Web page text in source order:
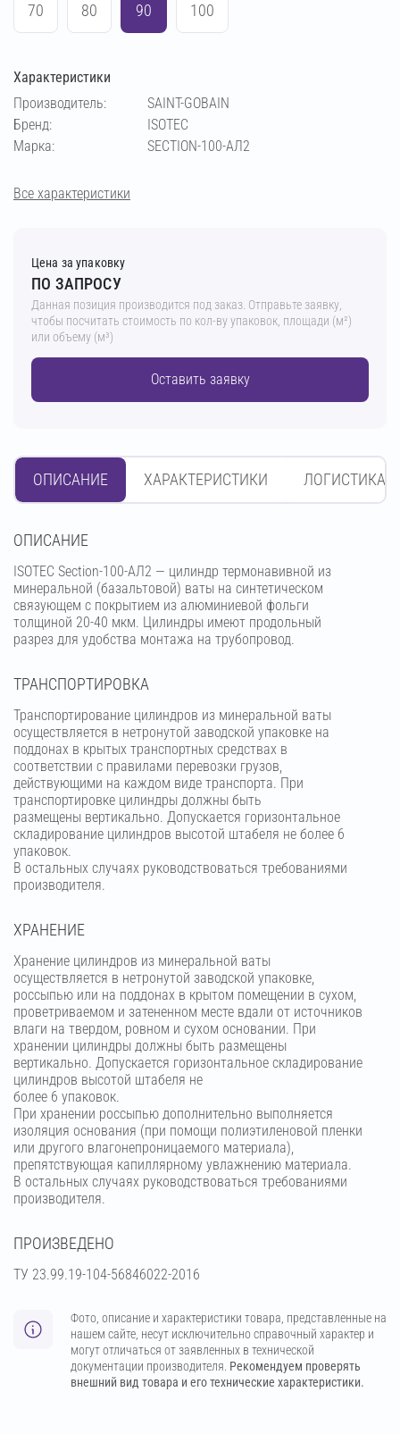
70 80 90 100
Характеристики
Производитель:
SAINT-GOBAIN
Бренд:
ISOTEC
Марка:
SECTION-100-АЛ2
Все характеристики
Цена за упаковку
ПО ЗАПРОСУ
Данная позиция производится под заказ. Отправьте заявку,
чтобы посчитать стоимость по кол-ву упаковок, площади (м²)
или объему (м³)
Оставить заявку
ОПИСАНИЕ ХАРАКТЕРИСТИКИ ЛОГИСТИКА
OПИСАНИЕ
ISOTEC Section-100-АЛ2 — цилиндр термонавивной из
минеральной (базальтовой) ваты на синтетическом
связующем с покрытием из алюминиевой фольги
толщиной 20-40 мкм. Цилиндры имеют продольный
разрез для удобства монтажа на трубопровод.
ТРАНСПОРТИРОВКА
Транспортирование цилиндров из минеральной ваты
осуществляется в нетронутой заводской упаковке на
поддонах в крытых транспортных средствах в
соответствии с правилами перевозки грузов,
действующими на каждом виде транспорта. При
транспортировке цилиндры должны быть
размещены вертикально. Допускается горизонтальное
складирование цилиндров высотой штабеля не более 6
упаковок.
В остальных случаях руководствоваться требованиями
производителя.
ХРАНЕНИЕ
Хранение цилиндров из минеральной ваты
осуществляется в нетронутой заводской упаковке,
россыпью или на поддонах в крытом помещении в сухом,
проветриваемом и затененном месте вдали от источников
влаги на твердом, ровном и сухом основании. При
хранении цилиндры должны быть размещены
вертикально. Допускается горизонтальное складирование
цилиндров высотой штабеля не
более 6 упаковок.
При хранении россыпью дополнительно выполняется
изоляция основания (при помощи полиэтиленовой пленки
или другого влагонепроницаемого материала),
препятствующая капиллярному увлажнению материала.
В остальных случаях руководствоваться требованиями
производителя.
ПРОИЗВЕДЕНО
ТУ 23.99.19-104-56846022-2016
Фото, описание и характеристики товара, представленные на
нашем сайте, несут исключительно справочный характер и
могут отличаться от заявленных в технической
документации производителя. Рекомендуем проверять
внешний вид товара и его технические характеристики.